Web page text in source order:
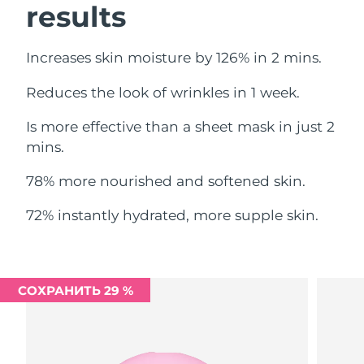
results
Increases skin moisture by 126% in 2 mins.
Reduces the look of wrinkles in 1 week.
Is more effective than a sheet mask in just 2
mins.
78% more nourished and softened skin.
72% instantly hydrated, more supple skin.
СОХРАНИТЬ 29 %
Ливан
Ожидаемая дата доставки
Люксембург
09.08.2026
11.08.2026
Малайзия
Ожидаемая дата доставки
12.08.2026
Ожидаемая дата доставки